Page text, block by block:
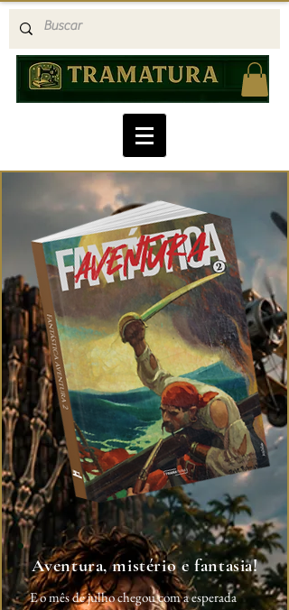
Aventura, mistério e fantasia!
E o mês de julho chegou com a esperada